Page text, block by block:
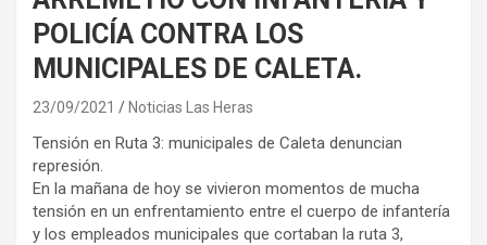
POLICÍA CONTRA LOS
MUNICIPALES DE CALETA.
23/09/2021 Noticias Las Heras
Tensión en Ruta 3: municipales de Caleta denuncian
represión.
En la mañana de hoy se vivieron momentos de mucha
tensión en un enfrentamiento entre el cuerpo de infantería
y los empleados municipales que cortaban la ruta 3,